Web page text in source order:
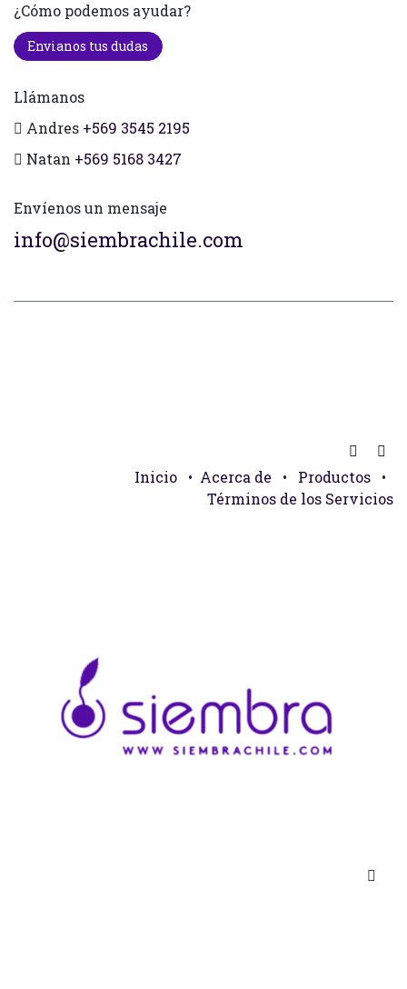
¿Cómo podemos ayudar?
Envianos tus dudas
Llámanos
Andres +569 3545 2195
Natan +569 5168 3427
Envíenos un mensaje
info@siembrachile.com
Inicio • Acerca de • Productos
•
Términos de los Servicios